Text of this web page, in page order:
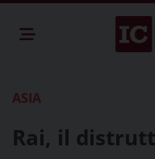
ASIA
Rai, il